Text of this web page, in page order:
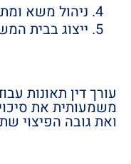
ניהול משא
ייצוג בבית
עורך דין תאונות
משמעותית את
ואת גובה הפיצוי